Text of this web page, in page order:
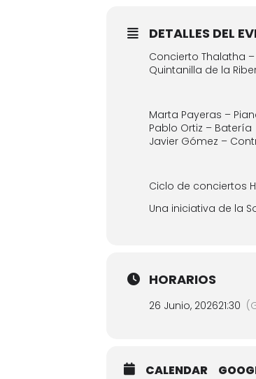
DETALLES DEL
Concierto Thalatha
Quintanilla de la
Marta Payeras –
Pablo Ortiz – Batería
Javier Gómez –
Ciclo de conciertos
Una iniciativa de la
HORARIOS
26 Junio, 202621:30
CALENDAR